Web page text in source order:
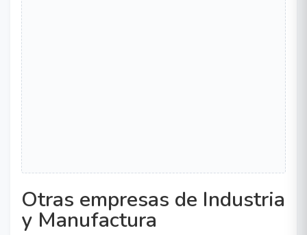
Otras empresas de Industria
y Manufactura